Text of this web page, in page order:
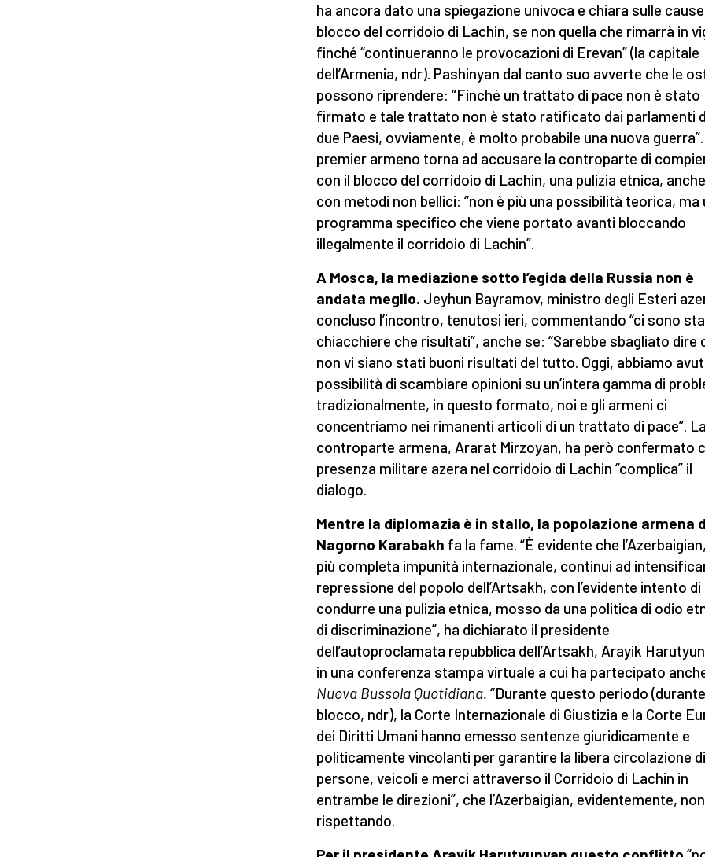
ha ancora dato una spiegazione univoca e chiara sulle
blocco del corridoio di Lachin, se non quella che rimarrà in
finché “continueranno le provocazioni di Erevan” (la capitale
dell’Armenia, ndr). Pashinyan dal canto suo avverte che le
possono riprendere: “Finché un trattato di pace non è stato
firmato e tale trattato non è stato ratificato dai parlamenti
due Paesi, ovviamente, è molto probabile una nuova
premier armeno torna ad accusare la controparte di
con il blocco del corridoio di Lachin, una pulizia etnica,
con metodi non bellici: “non è più una possibilità teorica, ma
programma specifico che viene portato avanti bloccando
illegalmente il corridoio di Lachin”.
A Mosca, la mediazione sotto l’egida della Russia non è
andata meglio. Jeyhun Bayramov, ministro degli Esteri
concluso l’incontro, tenutosi ieri, commentando “ci sono
chiacchiere che risultati”, anche se: “Sarebbe sbagliato dire
non vi siano stati buoni risultati del tutto. Oggi, abbiamo
possibilità di scambiare opinioni su un’intera gamma di
tradizionalmente, in questo formato, noi e gli armeni ci
concentriamo nei rimanenti articoli di un trattato di pace”.
controparte armena, Ararat Mirzoyan, ha però confermato
presenza militare azera nel corridoio di Lachin “complica” il
dialogo.
Mentre la diplomazia è in stallo, la popolazione armena
Nagorno Karabakh fa la fame. “È evidente che
più completa impunità internazionale, continui ad
repressione del popolo dell’Artsakh, con l’evidente intento di
condurre una pulizia etnica, mosso da una politica di odio
di discriminazione”, ha dichiarato il presidente
dell’autoproclamata repubblica dell’Artsakh, Arayik
in una conferenza stampa virtuale a cui ha partecipato
Nuova Bussola Quotidiana. “Durante questo periodo
blocco, ndr), la Corte Internazionale di Giustizia e la Corte
dei Diritti Umani hanno emesso sentenze giuridicamente e
politicamente vincolanti per garantire la libera circolazione di
persone, veicoli e merci attraverso il Corridoio di Lachin in
entrambe le direzioni”, che l’Azerbaigian, evidentemente,
rispettando.